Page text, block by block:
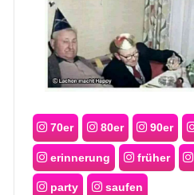
70er 80er 90er
erinnerung früher
party saufen